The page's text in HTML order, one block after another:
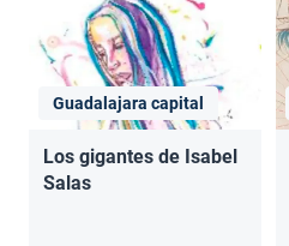
Guadalajara capital
Los gigantes de Isabel
Salas